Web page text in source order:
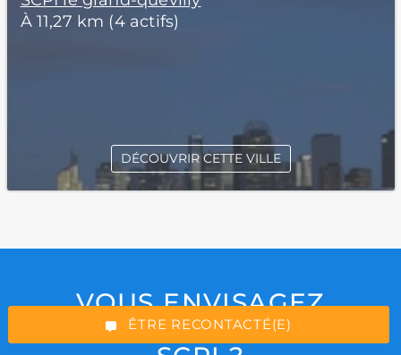
“Excellent”, 165 avis
ÊTRE RECONTACTÉ(E)
À 11,27 km (4 actifs)
DÉCOUVRIR CETTE VILLE
VOUS ENVISAGEZ
D’INVESTIR À CREDIT EN